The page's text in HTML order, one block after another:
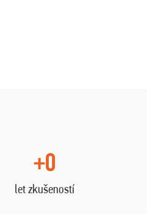
+0
let zkušeností